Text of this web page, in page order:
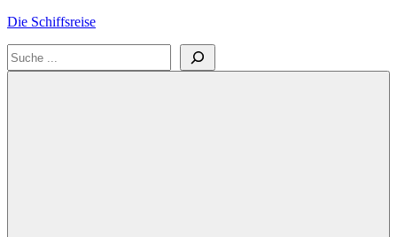
Zum
springen
Die Schiffsreise
Literatur-
Suchen